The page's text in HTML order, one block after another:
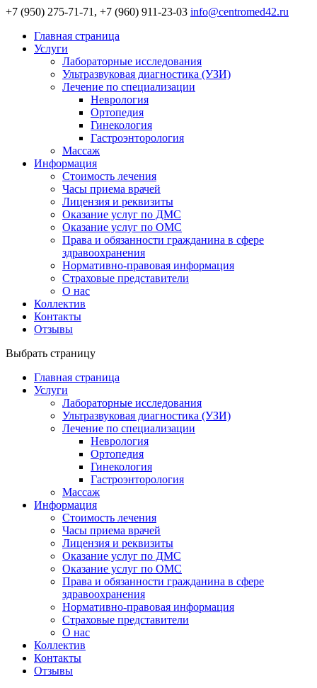
+7 (950) 275-71-71, +7 (960) 911-23-03 info@centromed42.ru
Главная страница
Услуги
Лабораторные исследования
Ультразвуковая диагностика (УЗИ)
Лечение по специализации
Неврология
Ортопедия
Гинекология
Гастроэнторология
Массаж
Информация
Стоимость лечения
Часы приема врачей
Лицензия и реквизиты
Оказание услуг по ДМС
Оказание услуг по ОМС
Права и обязанности гражданина в сфере
здравоохранения
Нормативно-правовая информация
Страховые представители
О нас
Коллектив
Контакты
Отзывы
Выбрать страницу
Главная страница
Услуги
Лабораторные исследования
Ультразвуковая диагностика (УЗИ)
Лечение по специализации
Неврология
Ортопедия
Гинекология
Гастроэнторология
Массаж
Информация
Стоимость лечения
Часы приема врачей
Лицензия и реквизиты
Оказание услуг по ДМС
Оказание услуг по ОМС
Права и обязанности гражданина в сфере
здравоохранения
Нормативно-правовая информация
Страховые представители
О нас
Коллектив
Контакты
Отзывы